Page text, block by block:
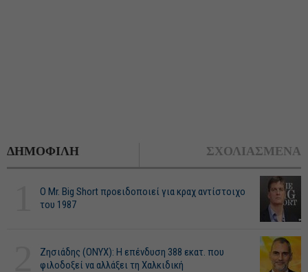
ΔΗΜΟΦΙΛΗ ΣΧΟΛΙΑΣΜΕΝΑ
O Mr. Big Short προειδοποιεί για κραχ αντίστοιχο
του 1987
Ζησιάδης (ONYX): Η επένδυση 388 εκατ. που
φιλοδοξεί να αλλάξει τη Χαλκιδική